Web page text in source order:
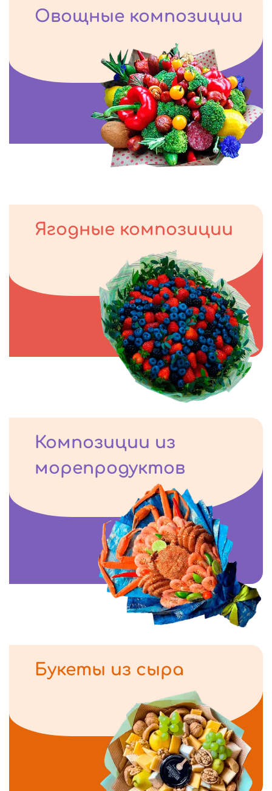
Овощные композиции
Ягодные композиции
Композиции из
морепродуктов
Букеты из сыра